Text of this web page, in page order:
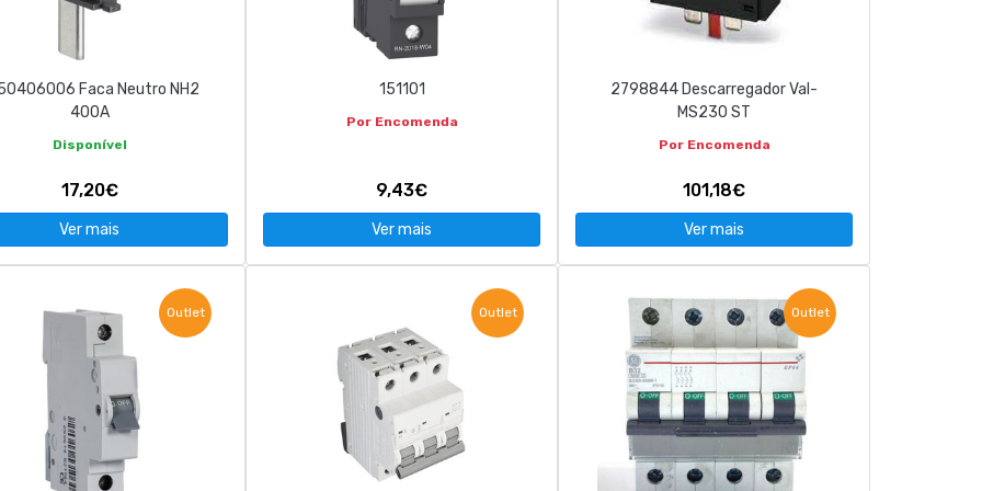
Faca Neutro NH2
400A
Disponível
17,20€
Ver mais
151101
Por Encomenda
9,43€
Ver mais
2798844 Descarregador Val-
MS230 ST
Por Encomenda
101,18€
Ver mais
Outlet Outlet Outlet